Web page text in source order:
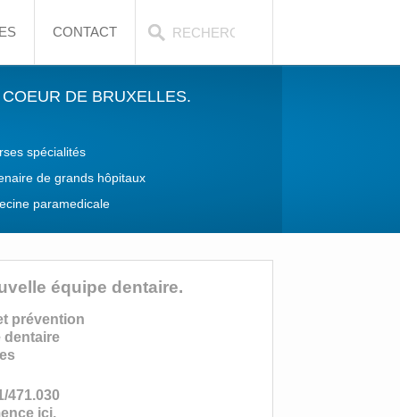
CONTACT
DE BRUXELLES.
spécialités
de grands hôpitaux
paramedicale
équipe dentaire.
prévention
dentaire
471.030
ici.